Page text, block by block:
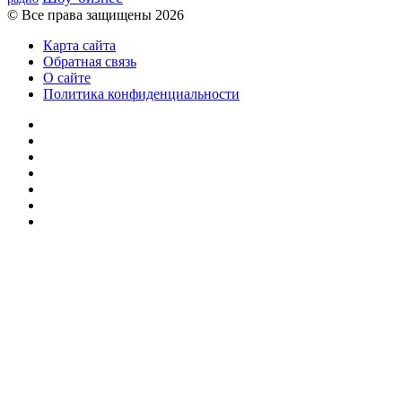
© Все права защищены 2026
Карта сайта
Обратная связь
О сайте
Политика конфиденциальности